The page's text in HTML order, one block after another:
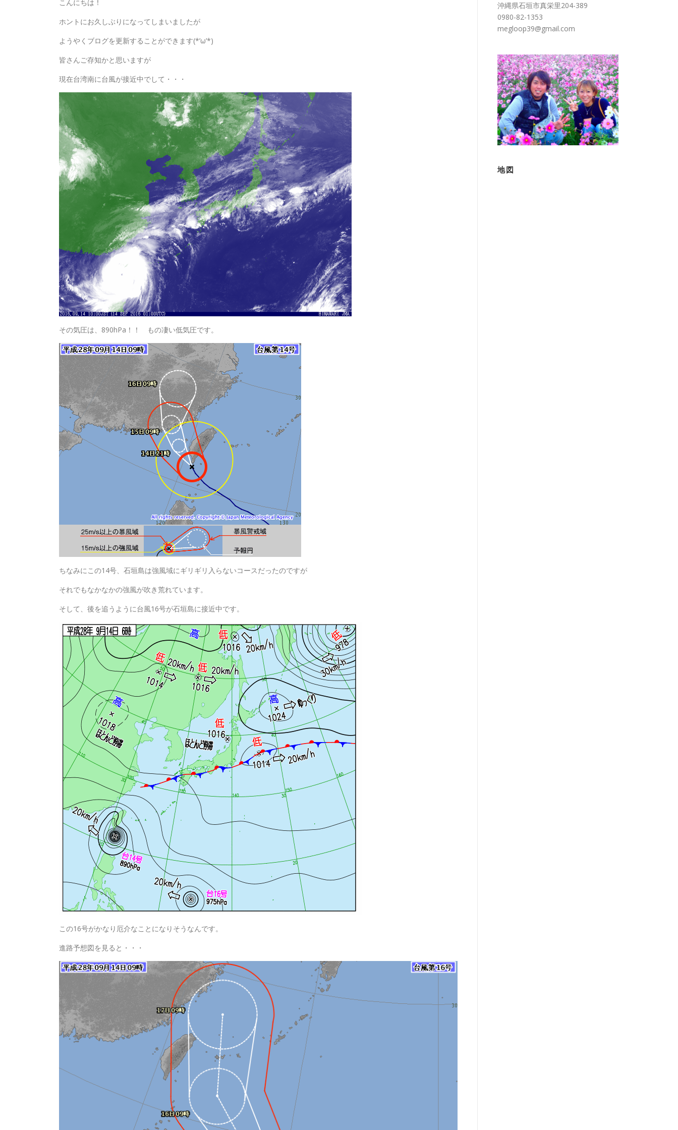
こんにちは！
ホントにお久しぶりになってしまいましたが
ようやくブログを更新することができます(*’ω’*)
皆さんご存知かと思いますが
現在台湾南に台風が接近中でして・・・
その気圧は、890hPa！！ もの凄い低気圧です。
ちなみにこの14号、石垣島は強風域にギリギリ入らないコースだったのですが
それでもなかなかの強風が吹き荒れています。
そして、後を追うように台風16号が石垣島に接近中です。
この16号がかなり厄介なことになりそうなんです。
進路予想図を見ると・・・
沖縄県石垣市真栄里204-389
0980-82-1353
megloop39@gmail.com
地図